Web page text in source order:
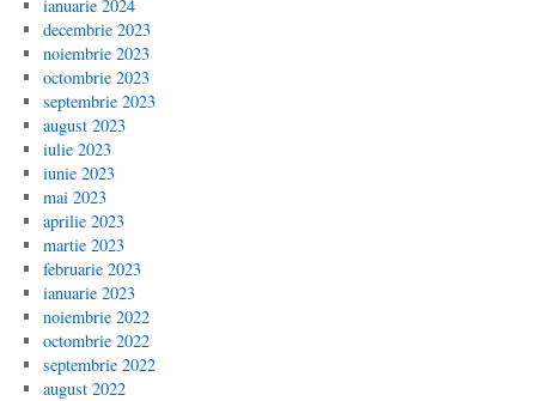
ianuarie 2024
decembrie 2023
noiembrie 2023
octombrie 2023
septembrie 2023
august 2023
iulie 2023
iunie 2023
mai 2023
aprilie 2023
martie 2023
februarie 2023
ianuarie 2023
noiembrie 2022
octombrie 2022
septembrie 2022
august 2022